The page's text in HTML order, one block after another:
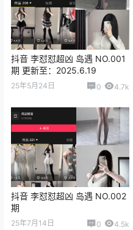
抖音 李怼怼超凶 岛遇 NO.001
期 更新至：2025.6.19
25年5月24日 0 4.7k
抖音 李怼怼超凶 岛遇 NO.002
期
25年7月14日 0 4.5k